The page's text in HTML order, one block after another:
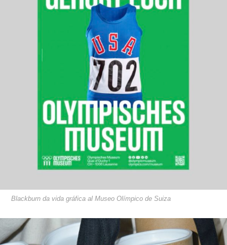
Blackburn da vida gráfica al Museo Olímpico de Suiza